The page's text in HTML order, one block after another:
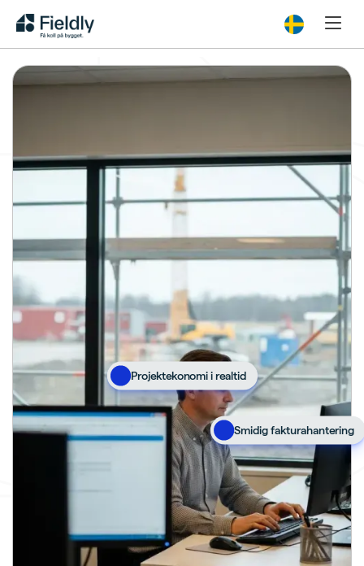
Smidig fakturahantering
Projektekonomi i realtid